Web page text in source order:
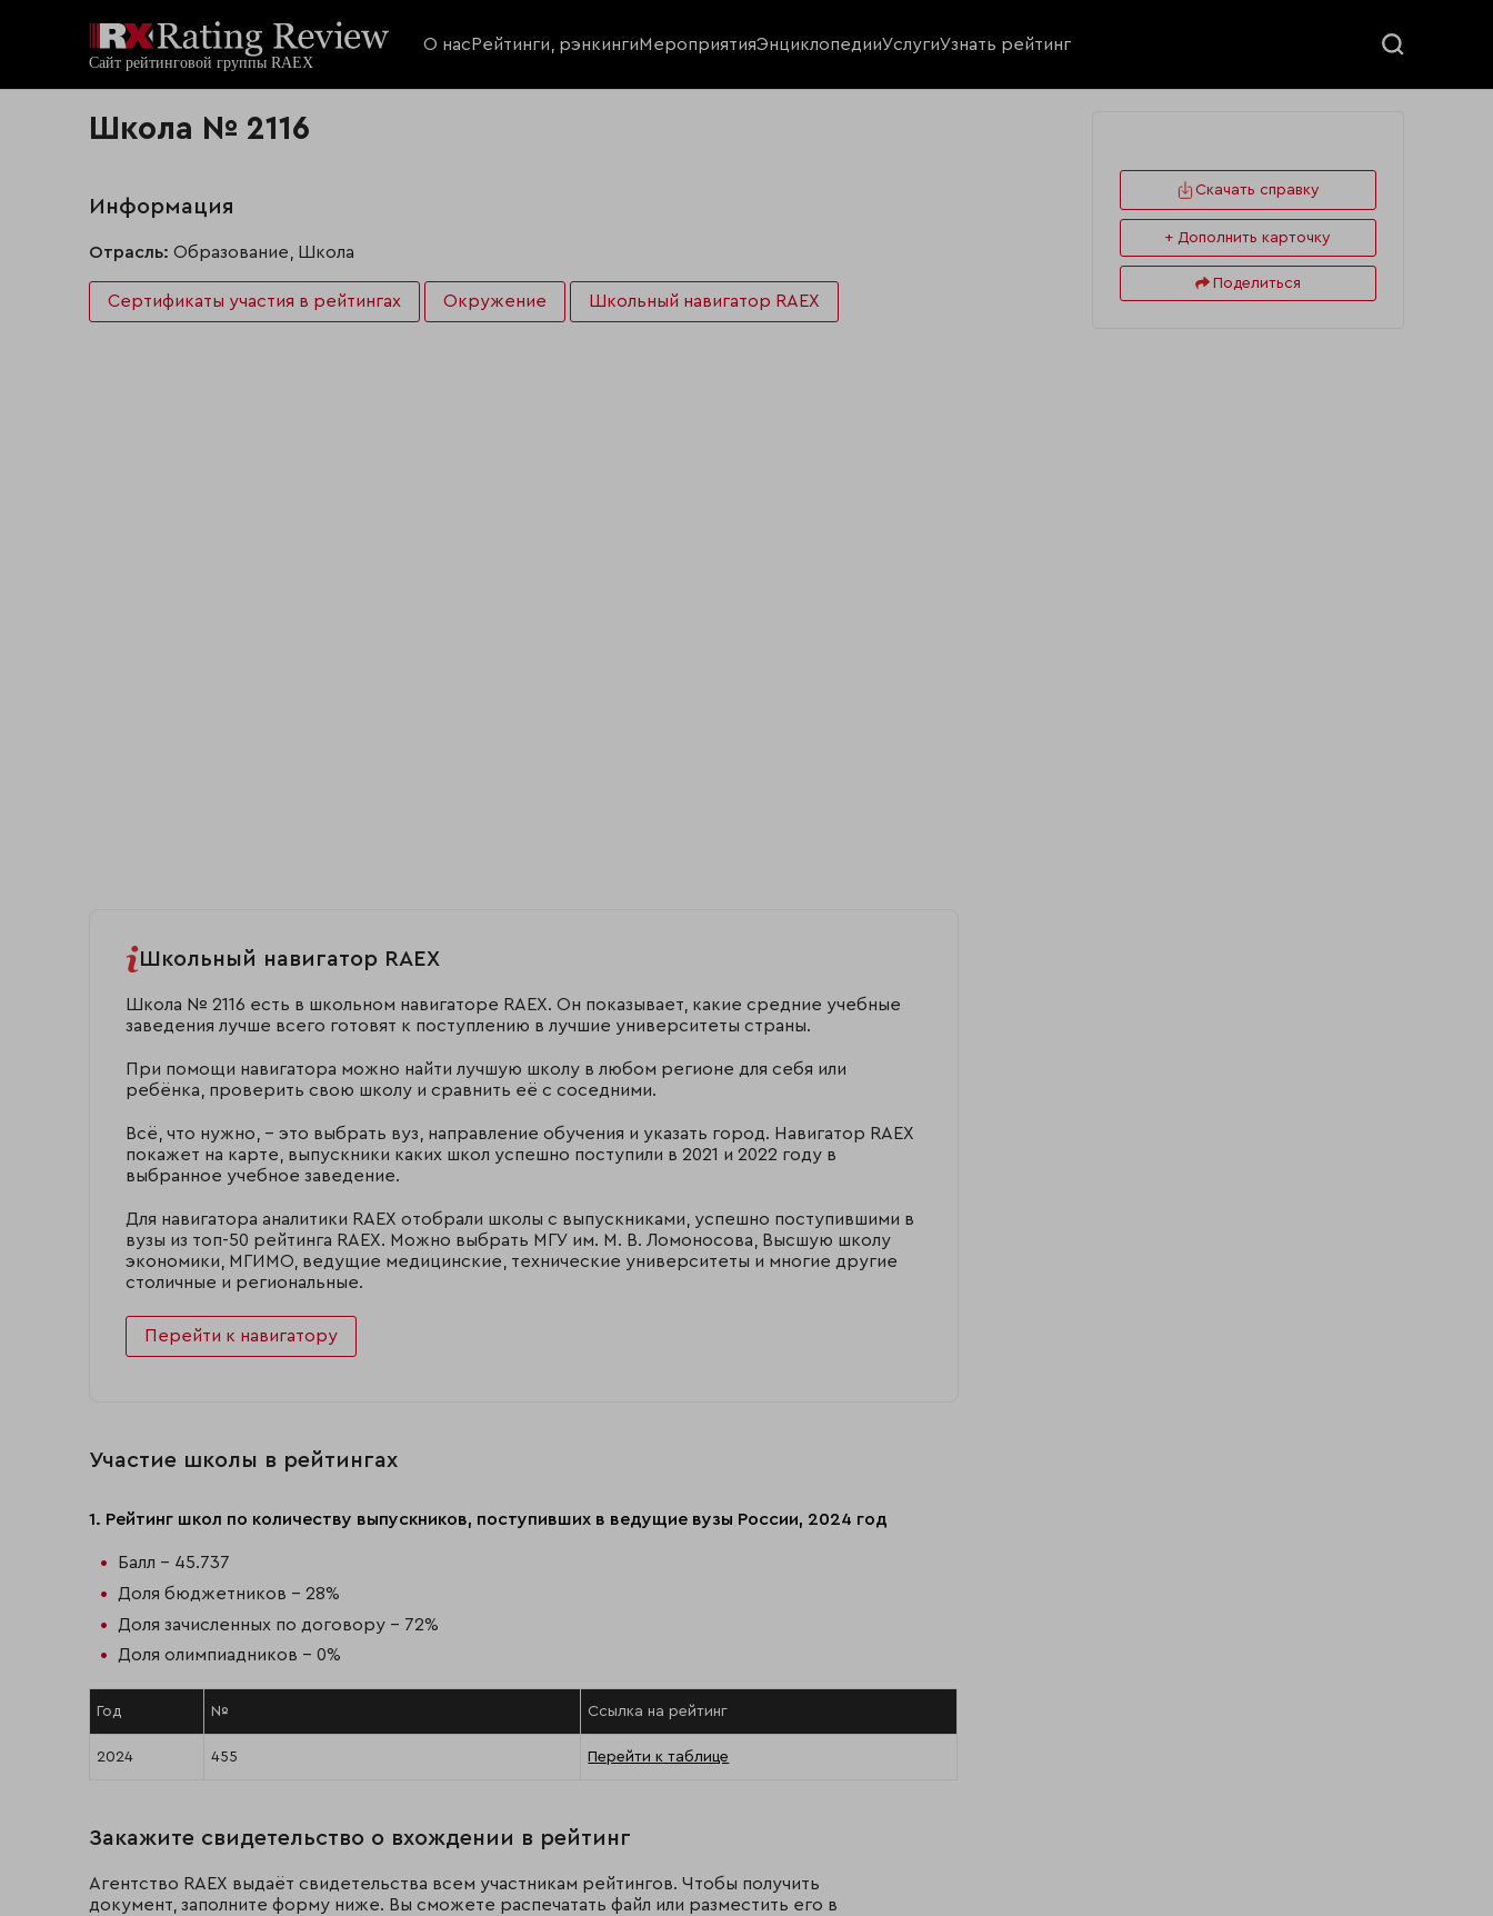
О нас Рейтинги, рэнкингиМероприятияЭнциклопедииУслугиУзнать рейтинг
Школа № 2116
Информация
Отрасль: Образование, Школа
Сертификаты участия в рейтингах Окружение Школьный навигатор RAEX
Школьный навигатор RAEX
Школа № 2116 есть в школьном навигаторе RAEX. Он показывает, какие средние учебные
заведения лучше всего готовят к поступлению в лучшие университеты страны.
При помощи навигатора можно найти лучшую школу в любом регионе для себя или
ребёнка, проверить свою школу и сравнить её с соседними.
Всё, что нужно, – это выбрать вуз, направление обучения и указать город. Навигатор RAEX
покажет на карте, выпускники каких школ успешно поступили в 2021 и 2022 году в
выбранное учебное заведение.
Для навигатора аналитики RAEX отобрали школы с выпускниками, успешно поступившими в
вузы из топ-50 рейтинга RAEX. Можно выбрать МГУ им. М. В. Ломоносова, Высшую школу
экономики, МГИМО, ведущие медицинские, технические университеты и многие другие
столичные и региональные.
Перейти к навигатору
Участие школы в рейтингах
1. Рейтинг школ по количеству выпускников, поступивших в ведущие вузы России, 2024 год
Балл - 45.737
Доля бюджетников - 28%
Доля зачисленных по договору - 72%
Доля олимпиадников - 0%
Год № Ссылка на рейтинг
2024 455 Перейти к таблице
Закажите свидетельство о вхождении в рейтинг
Агентство RAEX выдаёт свидетельства всем участникам рейтингов. Чтобы получить
документ, заполните форму ниже. Вы сможете распечатать файл или разместить его в
Скачать справку
+ Дополнить карточку
Поделиться